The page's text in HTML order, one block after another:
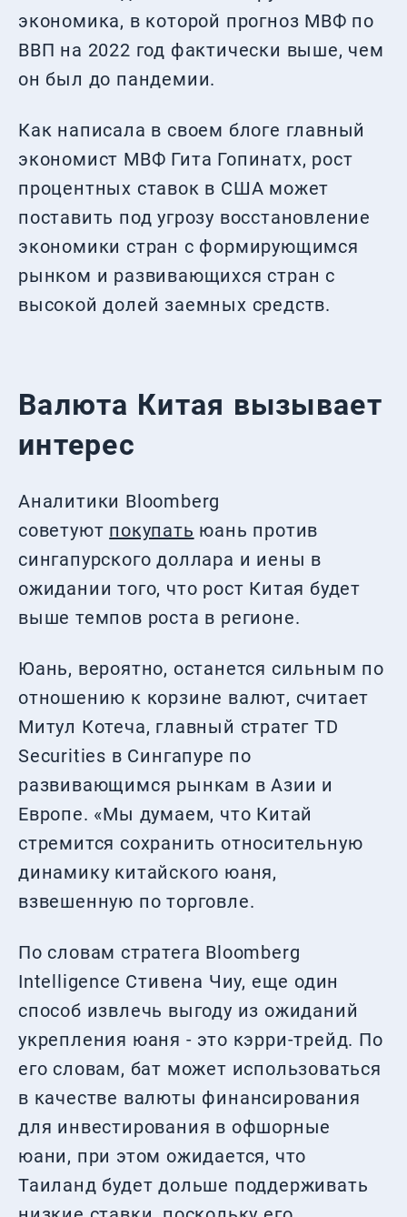
экономика, в которой прогноз МВФ по
ВВП на 2022 год фактически выше, чем
он был до пандемии.
Как написала в своем блоге главный
экономист МВФ Гита Гопинатх, рост
процентных ставок в США может
поставить под угрозу восстановление
экономики стран с формирующимся
рынком и развивающихся стран с
высокой долей заемных средств.
Валюта Китая вызывает
интерес
Аналитики Bloomberg
советуют покупать юань против
сингапурского доллара и иены в
ожидании того, что рост Китая будет
выше темпов роста в регионе.
Юань, вероятно, останется сильным по
отношению к корзине валют, считает
Митул Котеча, главный стратег TD
Securities в Сингапуре по
развивающимся рынкам в Азии и
Европе. «Мы думаем, что Китай
стремится сохранить относительную
динамику китайского юаня,
взвешенную по торговле.
По словам стратега Bloomberg
Intelligence Стивена Чиу, еще один
способ извлечь выгоду из ожиданий
укрепления юаня - это кэрри-трейд. По
его словам, бат может использоваться
в качестве валюты финансирования
для инвестирования в офшорные
юани, при этом ожидается, что
Таиланд будет дольше поддерживать